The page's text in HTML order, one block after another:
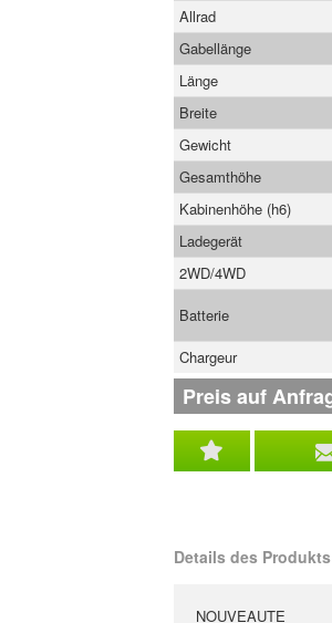
Allrad
Gabellänge
Länge
Breite
Gewicht
Gesamthöhe
Kabinenhöhe (h6)
Ladegerät
2WD/4WD
Batterie
Chargeur
Preis auf
Details des Produkts
NOUVEAUTE